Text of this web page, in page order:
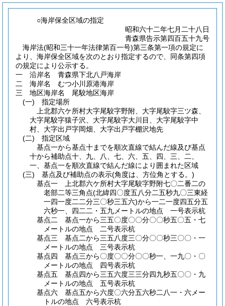
○海岸保全区域の指定
昭和六十二年七月二十八日
青森県告示第四百五十九号
海岸法(昭和三十一年法律第百一号)第三条第一項の規定に
より、海岸保全区域を次のとおり指定するので、同条第四項
の規定により公示する。
一 沿岸名 青森県下北八戸海岸
二 海岸名 むつ小川原港海岸
三 地区海岸名 尾駮地区海岸
(一) 指定場所
上北郡六ケ所村大字尾駮字野附、大字尾駮字三ツ森、
大字尾駮字猿子沢、大字尾駮字大川目、大字尾駮字中
村、大字出戸字岡畑、大字出戸字棚沢地先
(二) 指定区域
基点一から基点十までを順次直線で結んだ線及び基点
十から補助点十、九、八、七、六、五、四、三、二、
一、基点一を順次直線で結んだ線により囲まれた区域
(三) 基点及び補助点の表示(角度は、方位角とする。)
基点一 上北郡六ケ所村大字尾駮字野附七〇二番二の
老部二等三角点(北緯四〇度五八分二五秒九〇三東経
一四一度二二分三〇秒三五六)から一二一度四五分五
六秒一、四二二・五九メートルの地点 一号表示杭
基点二 基点一から三五〇度〇〇分〇〇秒五〇五・七
メートルの地点 二号表示杭
基点三 基点二から三五八度三〇分〇〇秒三〇〇・一
メートルの地点 三号表示杭
基点四 基点三から〇度〇〇分〇〇秒一、一九〇・〇
メートルの地点 四号表示杭
基点五 基点四から三五六度三三分四九秒五〇〇・九
メートルの地点 五号表示杭
基点六 基点五から六度〇六分五六秒二八一・六メー
トルの地点 六号表示杭